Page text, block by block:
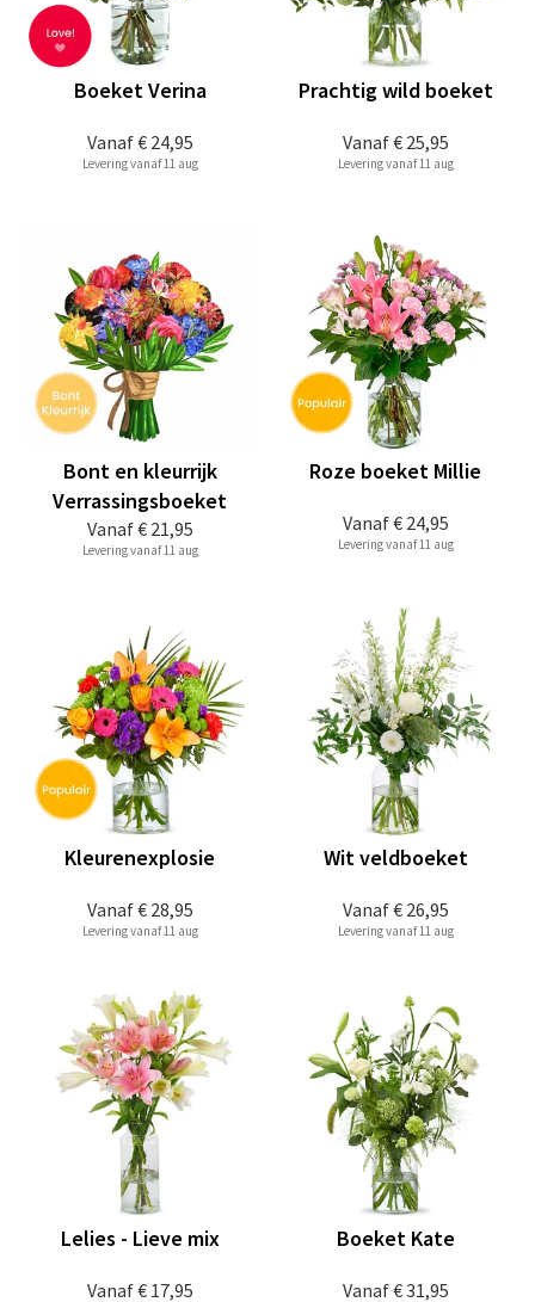
Vanaf€ 24,95
Boeket Verina
Levering vanaf 11 aug
Vanaf€ 25,95
Prachtig wild boeket
Levering vanaf 11 aug
Vanaf€ 21,95
Bont en kleurrijk
Verrassingsboeket
Levering vanaf 11 aug
Vanaf€ 24,95
Roze boeket Millie
Levering vanaf 11 aug
Vanaf€ 28,95
Kleurenexplosie
Levering vanaf 11 aug
Vanaf€ 26,95
Wit veldboeket
Levering vanaf 11 aug
Vanaf€ 17,95
Lelies - Lieve mix
Vanaf€ 31,95
Boeket Kate